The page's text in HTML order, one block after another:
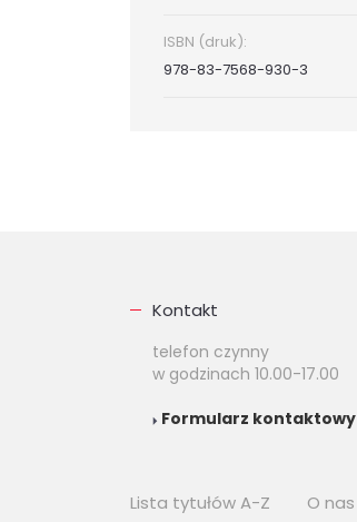
ISBN (druk):
978-83-7568-930-3
Kontakt
telefon czynny
w godzinach 10.00-17.00
Formularz kontaktowy
Lista tytułów A-Z O nas